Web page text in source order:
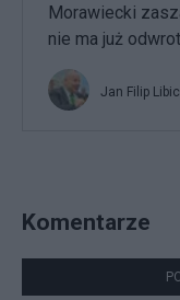
Morawiecki
nie ma już
Jan Filip
Komentarze